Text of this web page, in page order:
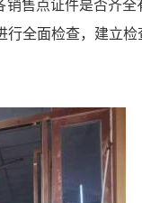
售点证件是否齐
行全面检查，建立